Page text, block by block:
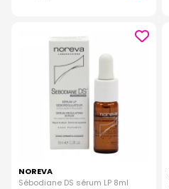
NOREVA
Sébodiane DS sérum LP 8ml